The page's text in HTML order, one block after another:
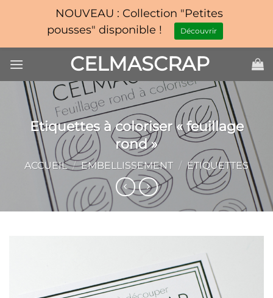
au
contenu
CELMASCRAP
Etiquettes à coloriser « feuillage
rond »
ACCUEIL / EMBELLISSEMENT / ÉTIQUETTES
NOUVEAU : Collection "Petites
pousses" disponible !
Découvrir